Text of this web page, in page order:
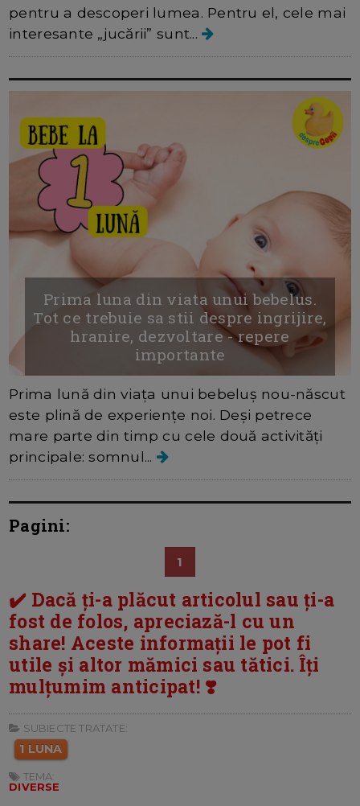
pentru a descoperi lumea. Pentru el, cele mai
interesante „jucării” sunt...
Prima luna din viata unui bebelus.
Tot ce trebuie sa stii despre ingrijire,
hranire, dezvoltare - repere
importante
Prima lună din viața unui bebeluș nou-născut
este plină de experiențe noi. Deși petrece
mare parte din timp cu cele două activități
principale: somnul...
Pagini:
1
✔️ Dacă ți-a plăcut articolul sau ți-a
fost de folos, apreciază-l cu un
share! Aceste informații le pot fi
utile și altor mămici sau tătici. Îți
mulțumim anticipat! ❣️
SUBIECTE TRATATE:
1 LUNA
TEMA:
DIVERSE